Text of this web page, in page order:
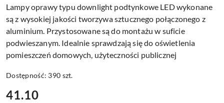
Lampy oprawy typu downlight podtynkowe LED wykonane
są z wysokiej jakości tworzywa sztucznego połączonego z
aluminium. Przystosowane są do montażu w suficie
podwieszanym. Idealnie sprawdzają się do oświetlenia
pomieszczeń domowych, użyteczności publicznej
Dostępność: 390 szt.
cena:
41.10